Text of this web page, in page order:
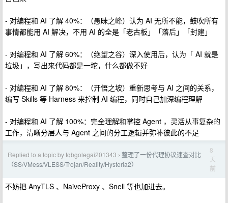
- 对编程和 AI 了解 40%：（愚昧之峰）认为 AI 无所不能，鼓吹所有
事情都能用 AI 解决，不用 AI 的全是「老古板」「落后」「封建」
- 对编程和 AI 了解 60%：（绝望之谷）深入使用后，认为「 AI 就是
垃圾」，写出来代码都是一坨，什么都做不好
- 对编程和 AI 了解 80%：（开悟之坡）重新思考与 AI 之间的关系，
编写 Skills 等 Harness 来控制 AI 编程，同时自己加深编程理解
- 对编程和 AI 了解 100%：完全理解和掌控 Agent ，灵活从事复杂的
工作，清晰分层人与 Agent 之间的分工逻辑并弥补彼此的不足
Replied to a topic by tqbgolegai201343 › 整理了一份代理协议速查对比
（SS/VMess/VLESS/Trojan/Reality/Hysteria2）
8
天
前
不妨把 AnyTLS 、NaiveProxy 、Snell 等也加进去。